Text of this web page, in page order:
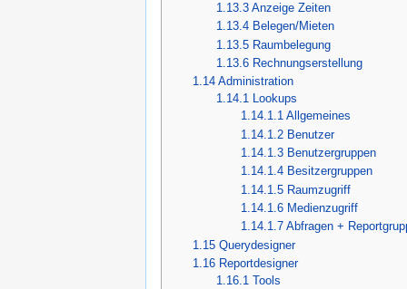
1.13.3 Anzeige Zeiten
1.13.4 Belegen/Mieten
1.13.5 Raumbelegung
1.13.6 Rechnungserstellung
1.14 Administration
1.14.1 Lookups
1.14.1.1 Allgemeines
1.14.1.2 Benutzer
1.14.1.3 Benutzergruppen
1.14.1.4 Besitzergruppen
1.14.1.5 Raumzugriff
1.14.1.6 Medienzugriff
1.14.1.7 Abfragen +
1.15 Querydesigner
1.16 Reportdesigner
1.16.1 Tools